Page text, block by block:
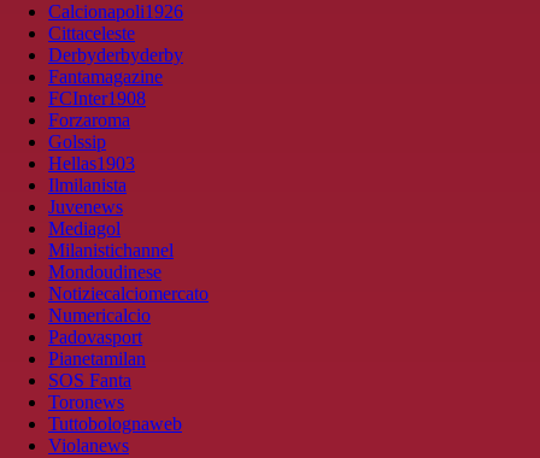
Calcionapoli1926
Cittaceleste
Derbyderbyderby
Fantamagazine
FCInter1908
Forzaroma
Golssip
Hellas1903
Ilmilanista
Juvenews
Mediagol
Milanistichannel
Mondoudinese
Notiziecalciomercato
Numericalcio
Padovasport
Pianetamilan
SOS Fanta
Toronews
Tuttobolognaweb
Violanews